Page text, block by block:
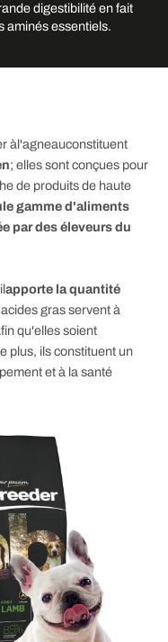
digestibilité en fait
aminés essentiels.
àl'agneauconstituent
; elles sont conçues pour
de produits de haute
gamme d'aliments
par des éleveurs du
apporte la quantité
gras servent à
qu'elles soient
plus, ils constituent un
et à la santé